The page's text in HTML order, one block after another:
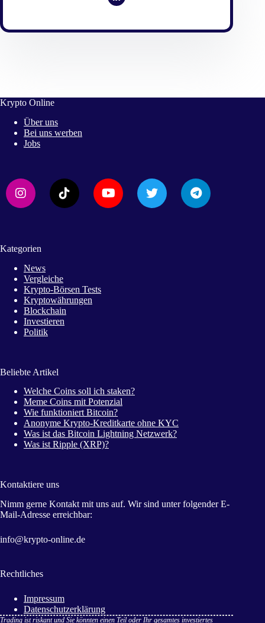
Krypto Online
Über uns
Bei uns werben
Jobs
Kategorien
News
Vergleiche
Krypto-Börsen Tests
Kryptowährungen
Blockchain
Investieren
Politik
Beliebte Artikel
Welche Coins soll ich staken?
Meme Coins mit Potenzial
Wie funktioniert Bitcoin?
Anonyme Krypto-Kreditkarte ohne KYC
Was ist das Bitcoin Lightning Netzwerk?
Was ist Ripple (XRP)?
Kontaktiere uns
Nimm gerne Kontakt mit uns auf. Wir sind unter folgender E-
Mail-Adresse erreichbar:
info@krypto-online.de
Rechtliches
Impressum
Datenschutzerklärung
Trading ist riskant und Sie könnten einen Teil oder Ihr gesamtes investiertes